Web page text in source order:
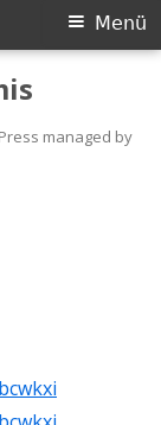
managed by
Menü